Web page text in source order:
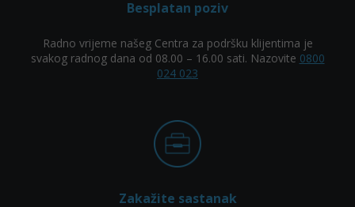
Besplatan poziv
Radno vrijeme našeg Centra za podršku klijentima je
svakog radnog dana od 08.00 – 16.00 sati. Nazovite 0800
024 023
Zakažite sastanak